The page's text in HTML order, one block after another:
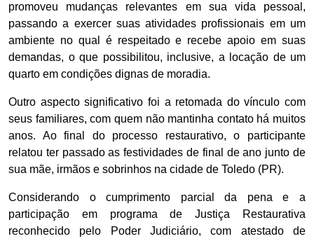
promoveu mudanças relevantes em sua vida pessoal,
passando a exercer suas atividades profissionais em um
ambiente no qual é respeitado e recebe apoio em suas
demandas, o que possibilitou, inclusive, a locação de um
quarto em condições dignas de moradia.
Outro aspecto significativo foi a retomada do vínculo com
seus familiares, com quem não mantinha contato há muitos
anos. Ao final do processo restaurativo, o participante
relatou ter passado as festividades de final de ano junto de
sua mãe, irmãos e sobrinhos na cidade de Toledo (PR).
Considerando o cumprimento parcial da pena e a
participação em programa de Justiça Restaurativa
reconhecido pelo Poder Judiciário, com atestado de